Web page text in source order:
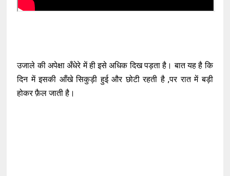
उजाले की अपेक्षा अँधेरे में ही इसे अधिक दिख पड़ता है। बात यह है कि
दिन में इसकी आँखे सिकुड़ी हुई और छोटी रहती है ,पर रात में बड़ी
होकर फ़ैल जाती है।